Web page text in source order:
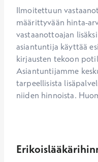
Ilmoitettuun
määrittyvään hinta-
vastaanottoajan
asiantuntija käyttää
kirjausten tekoon
Asiantuntijamme
tarpeellisista
niiden hinnoista.